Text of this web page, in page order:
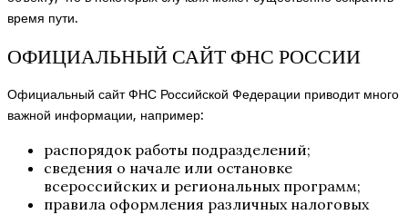
время пути.
ОФИЦИАЛЬНЫЙ САЙТ ФНС РОССИИ
Официальный сайт ФНС Российской Федерации приводит много
важной информации, например:
распорядок работы подразделений;
сведения о начале или остановке
всероссийских и региональных программ;
правила оформления различных налоговых